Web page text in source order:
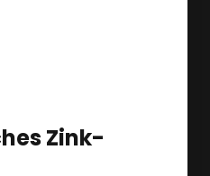
Zink-